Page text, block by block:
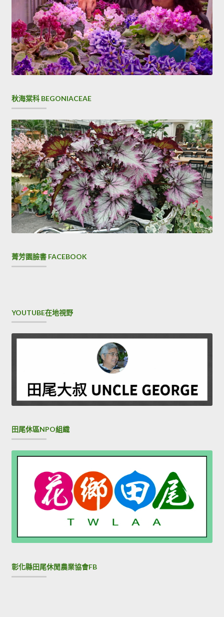
秋海棠科 BEGONIACEAE
菁芳園臉書 FACEBOOK
YOUTUBE在地視野
田尾休區NPO組織
彰化縣田尾休閒農業協會FB